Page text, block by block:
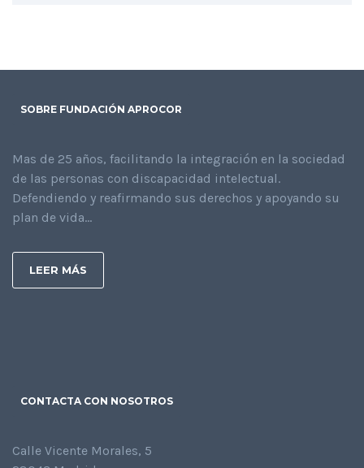
SOBRE FUNDACIÓN APROCOR
Mas de 25 años, facilitando la integración en la sociedad
de las personas con discapacidad intelectual.
Defendiendo y reafirmando sus derechos y apoyando su
plan de vida...
LEER MÁS
CONTACTA CON NOSOTROS
Calle Vicente Morales, 5